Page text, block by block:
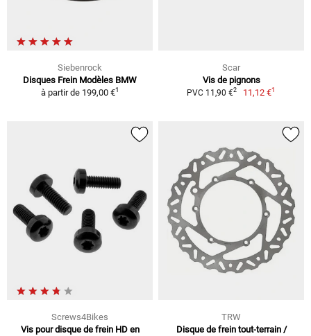
Siebenrock
Disques Frein Modèles BMW
à partir de 199,00 €1
Scar
Vis de pignons
PVC 11,90 €2 11,12 €1
Screws4Bikes
Vis pour disque de frein HD en
TRW
Disque de frein tout-terrain /